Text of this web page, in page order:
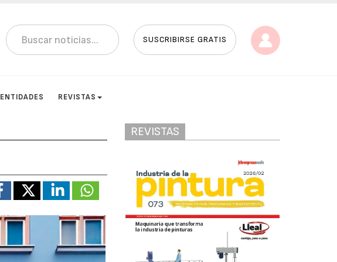
SUSCRIBIRSE GRATIS
ENTIDADES REVISTAS
REVISTAS